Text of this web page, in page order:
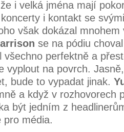
i velká jména mají
i kontakt se
však dokázal
se na pódiu
všechno perfektně a
vyplout na povrch.
bude to vypadat jinak.
a když v rozhovorech
být jedním z
pro média.